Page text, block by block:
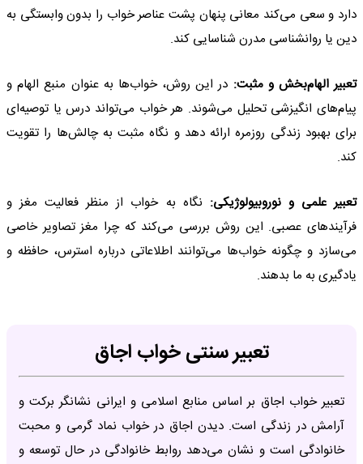
دارد و سعی می‌کند معانی پنهان پشت عناصر خواب را بدون وابستگی به
دین یا روانشناسی مدرن شناسایی کند.
تعبیر الهام‌بخش و مثبت: در این روش، خواب‌ها به عنوان منبع الهام و
پیام‌های انگیزشی تحلیل می‌شوند. هر خواب می‌تواند درس یا توصیه‌ای
برای بهبود زندگی روزمره ارائه دهد و نگاه مثبت به چالش‌ها را تقویت
کند.
تعبیر علمی و نوروبیولوژیکی: نگاه به خواب از منظر فعالیت مغز و
فرآیندهای عصبی. این روش بررسی می‌کند که چرا مغز تصاویر خاصی
می‌سازد و چگونه خواب‌ها می‌توانند اطلاعاتی درباره استرس، حافظه و
یادگیری به ما بدهند.
تعبیر سنتی خواب اجاق
تعبیر خواب اجاق بر اساس منابع اسلامی و ایرانی نشانگر برکت و
آرامش در زندگی است. دیدن اجاق در خواب نماد گرمی و محبت
خانوادگی است و نشان می‌دهد روابط خانوادگی در حال توسعه و